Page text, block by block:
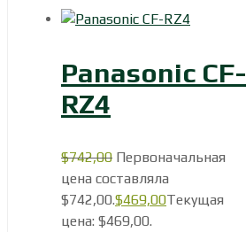
Panasonic CF-
RZ4
$742,00 Первоначальная
цена составляла
$742,00.$469,00Текущая
цена: $469,00.